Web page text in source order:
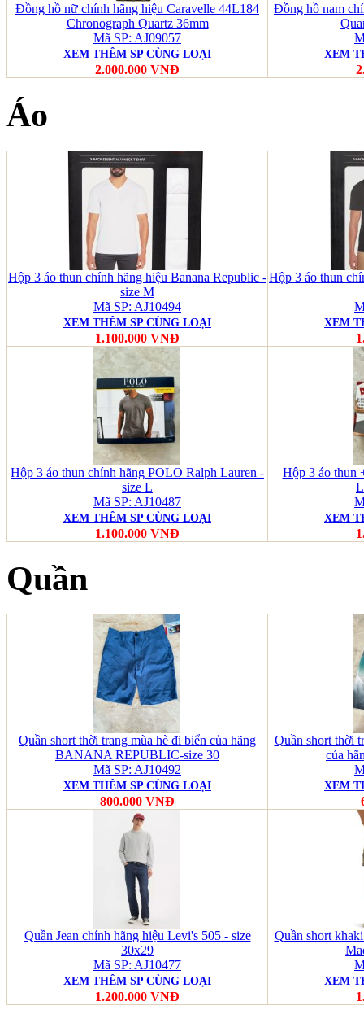
Đồng hồ nữ chính hãng hiệu Caravelle 44L184
Chronograph Quartz 36mm
Mã SP: AJ09057
XEM THÊM SP CÙNG LOẠI
2.000.000 VNĐ
Đồng hồ nam
XEM
Áo
Hộp 3 áo thun chính hãng hiệu Banana Republic -
size M
Mã SP: AJ10494
XEM THÊM SP CÙNG LOẠI
1.100.000 VNĐ
Hộp 3 áo thun
XEM
Hộp 3 áo thun chính hãng POLO Ralph Lauren -
size L
Mã SP: AJ10487
XEM THÊM SP CÙNG LOẠI
1.100.000 VNĐ
Hộp 3 áo thun
XEM
Quần
Quần short thời trang mùa hè đi biển của hãng
BANANA REPUBLIC-size 30
Mã SP: AJ10492
XEM THÊM SP CÙNG LOẠI
800.000 VNĐ
Quần short thời
của
XEM
Quần Jean chính hãng hiệu Levi's 505 - size
30x29
Mã SP: AJ10477
XEM THÊM SP CÙNG LOẠI
1.200.000 VNĐ
Quần short
XEM